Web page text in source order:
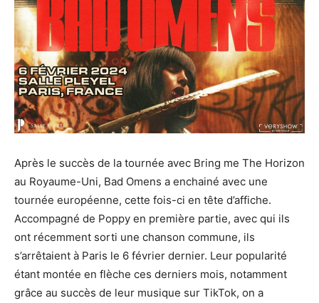
Après le succès de la tournée avec Bring me The Horizon
au Royaume-Uni, Bad Omens a enchainé avec une
tournée européenne, cette fois-ci en tête d’affiche.
Accompagné de Poppy en première partie, avec qui ils
ont récemment sorti une chanson commune, ils
s’arrêtaient à Paris le 6 février dernier. Leur popularité
étant montée en flèche ces derniers mois, notamment
grâce au succès de leur musique sur TikTok, on a